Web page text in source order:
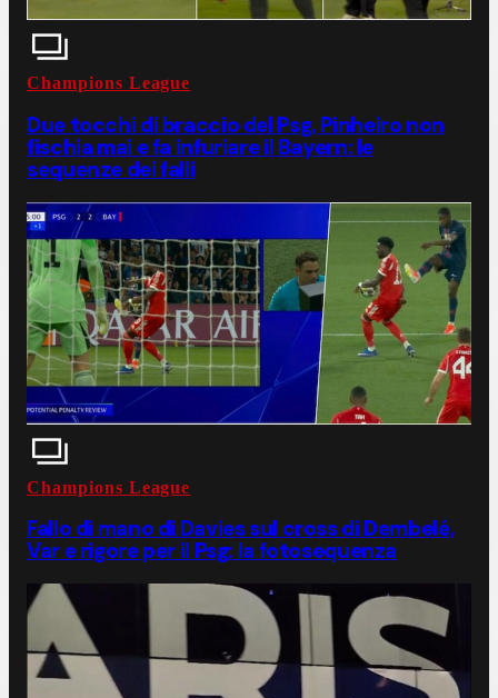
Champions League
Due tocchi di braccio del Psg, Pinheiro non
fischia mai e fa infuriare il Bayern: le
sequenze dei falli
Champions League
Fallo di mano di Davies sul cross di Dembelé,
Var e rigore per il Psg: la fotosequenza